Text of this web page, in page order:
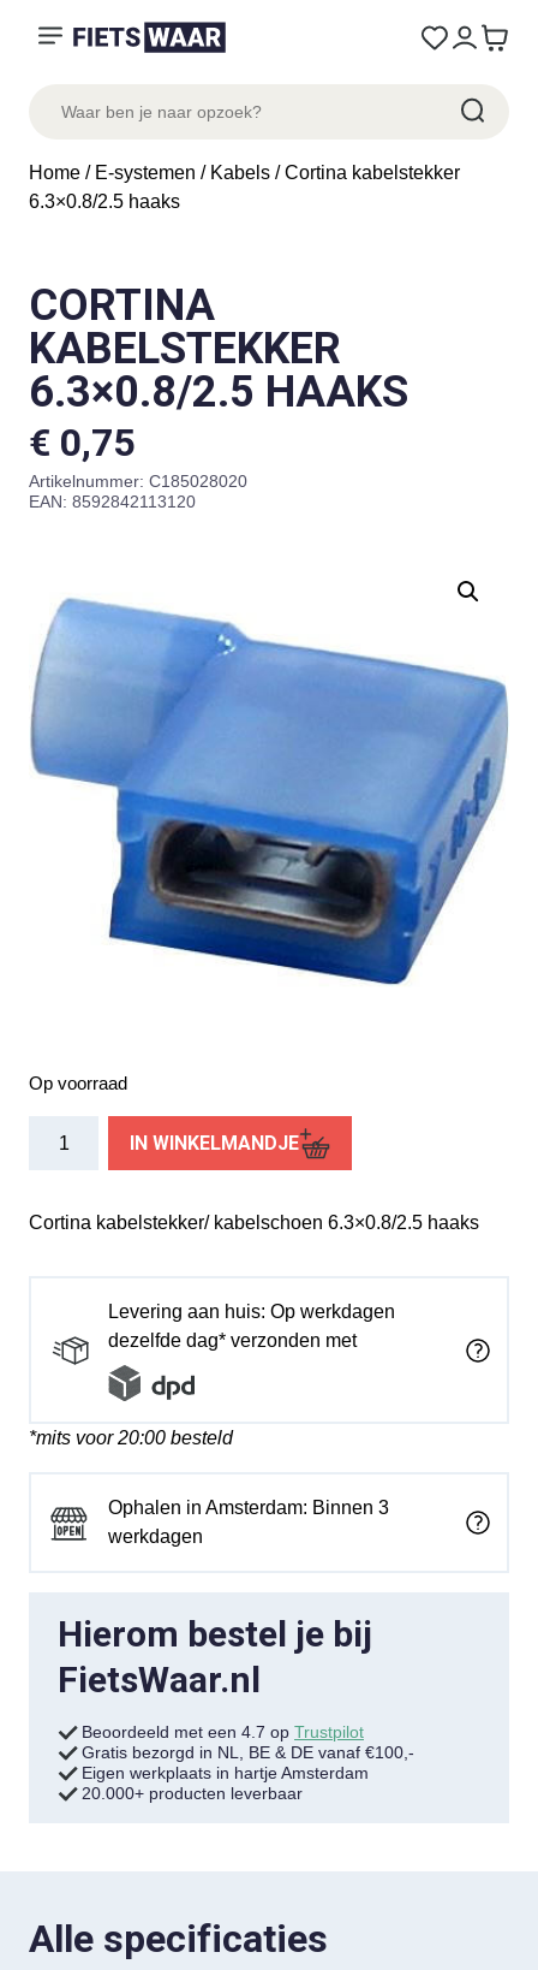
Home / E-systemen / Kabels / Cortina kabelstekker
6.3×0.8/2.5 haaks
CORTINA
KABELSTEKKER
6.3×0.8/2.5 HAAKS
€ 0,75
Artikelnummer: C185028020
EAN: 8592842113120
Op voorraad
haaks
IN WINKELMANDJE
Cortina kabelstekker/ kabelschoen 6.3×0.8/2.5 haaks
Levering aan huis: Op werkdagen
dezelfde dag* verzonden met
*mits voor 20:00 besteld
Ophalen in Amsterdam: Binnen 3
werkdagen
Hierom bestel je bij
FietsWaar.nl
Beoordeeld met een 4.7 op Trustpilot
Gratis bezorgd in NL, BE & DE vanaf €100,-
Eigen werkplaats in hartje Amsterdam
20.000+ producten leverbaar
Alle specificaties